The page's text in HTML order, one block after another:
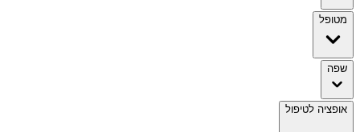
מטופל
שפה
אופציה לטיפול